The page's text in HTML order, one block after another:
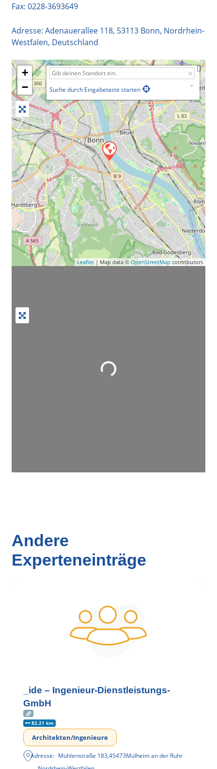
Fax: 0228-3693649
Adresse: Adenauerallee 118, 53113 Bonn, Nordrhein-
Westfalen, Deutschland
+
−
Suche durch Eingabetaste starten
Leaflet | Map data © OpenStreetMap contributors
Wird geladen …
Andere
Experteneinträge
_ide – Ingenieur-Dienstleistungs-
GmbH
82.21 km
Architekten/Ingenieure
Adresse: Mühlenstraße 183,45473Mülheim an der Ruhr